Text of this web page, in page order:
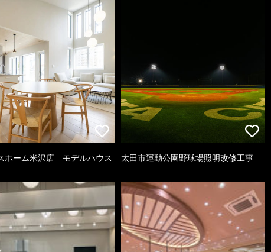
ホーム米沢店 モデルハウス 太田市運動公園野球場照明改修工事